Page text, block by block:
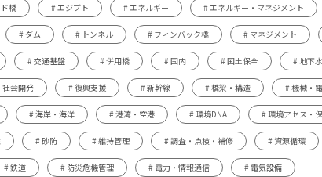
橋 # エジプト # エネルギー # エネルギー・マネジメント
# ダム # トンネル # フィンバック橋 # マネジメント
# 交通基盤 # 併用橋 # 国内 # 国土保全 # 地下水
社会開発 # 復興支援 # 新幹線 # 橋梁・構造 # 機械・
# 海岸・海洋 # 港湾・空港 # 環境DNA # 環境アセス・
# 砂防 # 維持管理 # 調査・点検・補修 # 資源循環
# 鉄道 # 防災危機管理 # 電力・情報通信 # 電気設備